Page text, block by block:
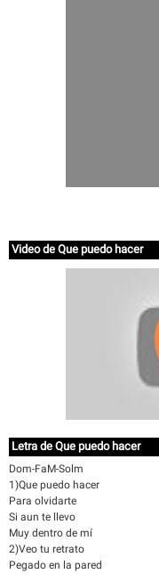
Video de Que puedo hacer
Letra de Que puedo hacer
Dom-FaM-Solm
1)Que puedo hacer
Para olvidarte
Si aun te llevo
Muy dentro de mí
2)Veo tu retrato
Pegado en la pared